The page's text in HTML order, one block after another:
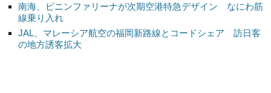
南海、ピニンファリーナが次期空港特急デザイン なにわ筋
線乗り入れ
JAL、マレーシア航空の福岡新路線とコードシェア 訪日客
の地方誘客拡大